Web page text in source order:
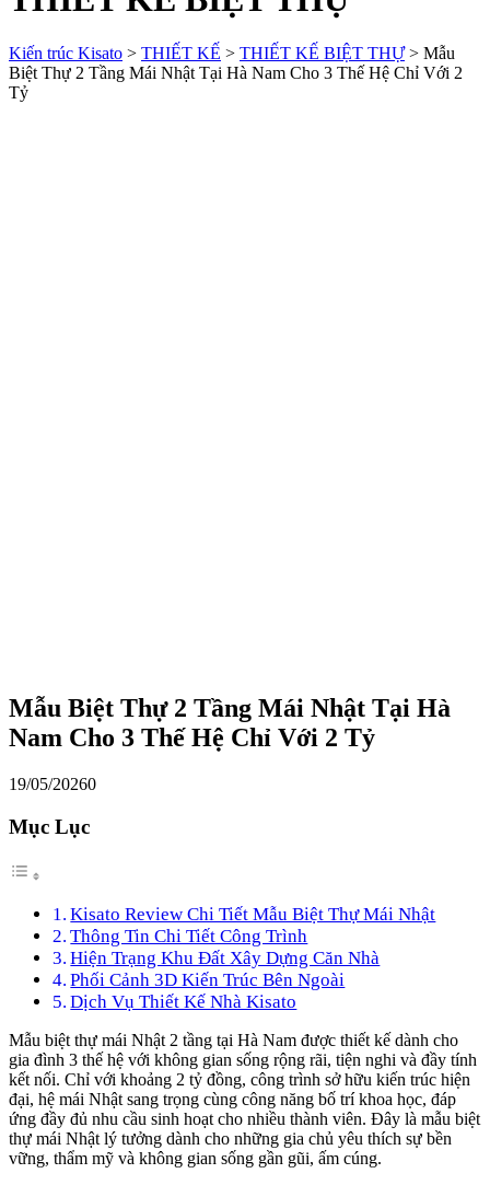
Kiến trúc Kisato > THIẾT KẾ > THIẾT KẾ BIỆT THỰ> Mẫu
Biệt Thự 2 Tầng Mái Nhật Tại Hà Nam Cho 3 Thế Hệ Chỉ Với 2
Tỷ
Mẫu Biệt Thự 2 Tầng Mái Nhật Tại Hà
Nam Cho 3 Thế Hệ Chỉ Với 2 Tỷ
19/05/20260
Mục Lục
Kisato Review Chi Tiết Mẫu Biệt Thự Mái Nhật
Thông Tin Chi Tiết Công Trình
Hiện Trạng Khu Đất Xây Dựng Căn Nhà
Phối Cảnh 3D Kiến Trúc Bên Ngoài
Dịch Vụ Thiết Kế Nhà Kisato
Mẫu biệt thự mái Nhật 2 tầng tại Hà Nam được thiết kế dành cho
gia đình 3 thế hệ với không gian sống rộng rãi, tiện nghi và đầy tính
kết nối. Chỉ với khoảng 2 tỷ đồng, công trình sở hữu kiến trúc hiện
đại, hệ mái Nhật sang trọng cùng công năng bố trí khoa học, đáp
ứng đầy đủ nhu cầu sinh hoạt cho nhiều thành viên. Đây là mẫu biệt
thự mái Nhật lý tưởng dành cho những gia chủ yêu thích sự bền
vững, thẩm mỹ và không gian sống gần gũi, ấm cúng.